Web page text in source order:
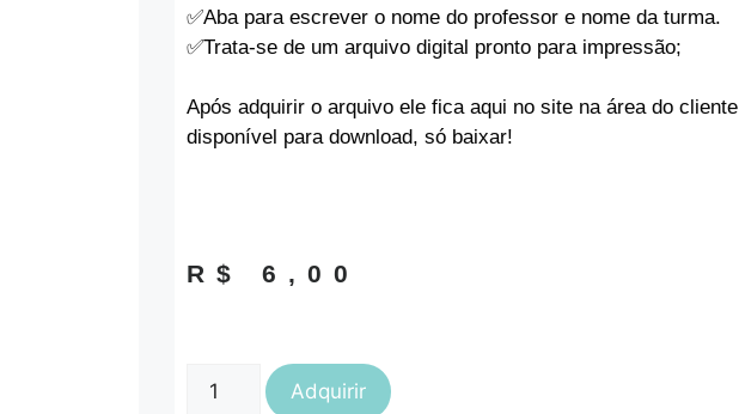
✅️Aba para escrever o nome do professor e nome da turma.
✅️Trata-se de um arquivo digital pronto para impressão;
Após adquirir o arquivo ele fica aqui no site na área do cliente
disponível para download, só baixar!
R$ 6,00
Adquirir